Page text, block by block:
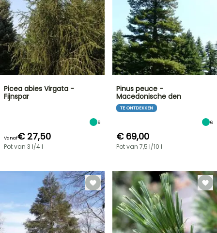
Picea abies Virgata -
Fijnspar
9
Vanaf€ 27,50
Pot van 3 l/4 l
Pinus peuce -
Macedonische den
TE ONTDEKKEN
6
€ 69,00
Pot van 7,5 l/10 l